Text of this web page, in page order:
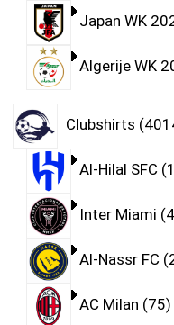
Japan WK
Algerije WK
Clubshirts
Al-Hilal SFC
Inter Miami
Al-Nassr FC
AC Milan 75